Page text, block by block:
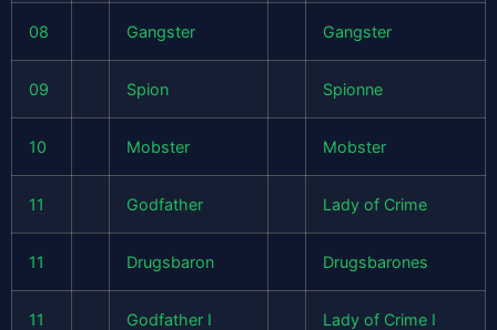
08 Gangster Gangster
09 Spion Spionne
10 Mobster Mobster
11 Godfather Lady of Crime
11 Drugsbaron Drugsbarones
11 Godfather I Lady of Crime I